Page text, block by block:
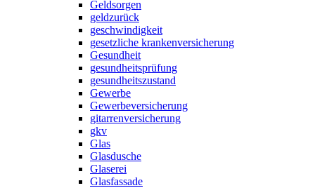
Geldsorgen
geldzurück
geschwindigkeit
gesetzliche krankenversicherung
Gesundheit
gesundheitsprüfung
gesundheitszustand
Gewerbe
Gewerbeversicherung
gitarrenversicherung
gkv
Glas
Glasdusche
Glaserei
Glasfassade